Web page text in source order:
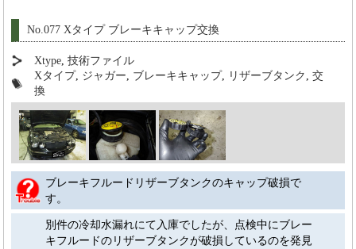
No.077 Xタイプ ブレーキキャップ交換
Xtype ,技術ファイル
Xタイプ, ジャガー ブレーキキャップ, リザーブタンク ,交
換
ブレーキフルードリザーブタンクのキャップ破損で
す。
別件の冷却水漏れにて入庫でしたが、点検中にブレー
キフルードのリザーブタンクが破損しているのを発見